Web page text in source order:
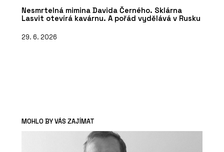
Nesmrtelná mimina Davida Černého. Sklárna
Lasvit otevírá kavárnu. A pořád vydělává v Rusku
29. 6. 2026
MOHLO BY VÁS ZAJÍMAT